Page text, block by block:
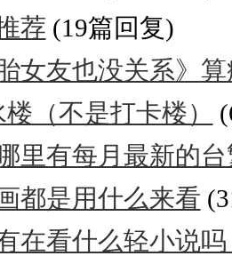
荐 (19篇回复)
女友也没关系》
（不是打卡楼）
里有每月最新的
都是用什么来看
在看什么轻小说吗